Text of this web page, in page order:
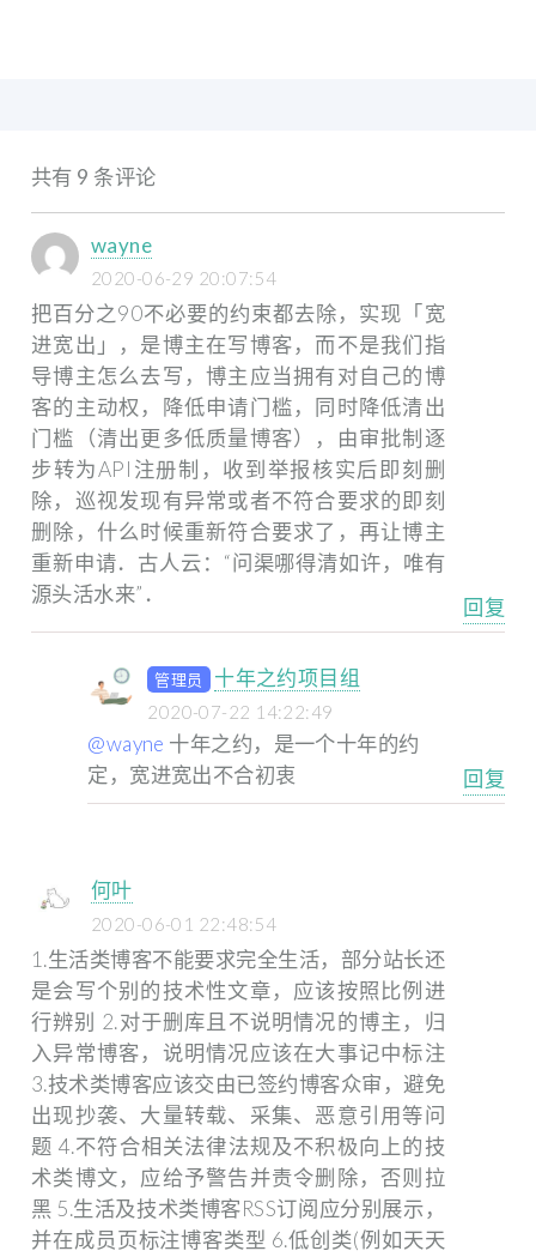
共有 9 条评论
wayne
2020-06-29 20:07:54
把百分之90不必要的约束都去除，实现「宽
进宽出」，是博主在写博客，而不是我们指
导博主怎么去写，博主应当拥有对自己的博
客的主动权，降低申请门槛，同时降低清出
门槛（清出更多低质量博客），由审批制逐
步转为API注册制，收到举报核实后即刻删
除，巡视发现有异常或者不符合要求的即刻
删除，什么时候重新符合要求了，再让博主
重新申请．古人云：“问渠哪得清如许，唯有
源头活水来”．
回复
管理员 十年之约项目组
2020-07-22 14:22:49
@wayne 十年之约，是一个十年的约
定，宽进宽出不合初衷
回复
何叶
2020-06-01 22:48:54
1.生活类博客不能要求完全生活，部分站长还
是会写个别的技术性文章，应该按照比例进
行辨别 2.对于删库且不说明情况的博主，归
入异常博客，说明情况应该在大事记中标注
3.技术类博客应该交由已签约博客众审，避免
出现抄袭、大量转载、采集、恶意引用等问
题 4.不符合相关法律法规及不积极向上的技
术类博文，应给予警告并责令删除，否则拉
黑 5.生活及技术类博客RSS订阅应分别展示，
并在成员页标注博客类型 6.低创类(例如天天